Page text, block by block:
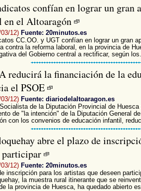
confían en lograr un gran
en el Altoaragón
12) Fuente: 20minutos.es
CC.OO. y UGT confían en lograr un gran
contra la reforma laboral, en la provincia de
del Gobierno central a rectificar, según
reducirá la financiación de la
el PSOE
12) Fuente: diariodelaltoaragon.es
de la Diputación Provincial de
de "la intención" de la Diputación General
con los convenios de educación infantil,
abre el plazo de
participar
12) Fuente: 20minutos.es
inscripción para los artistas que deseen
la muestra rural itinerante que se
la provincia de Huesca, ha quedado abierto